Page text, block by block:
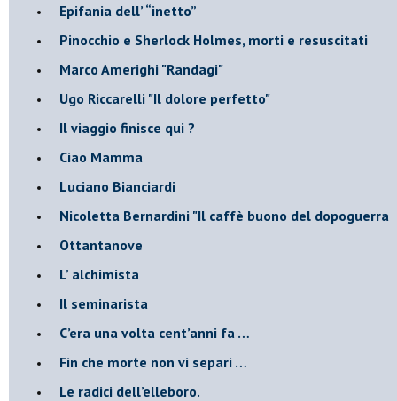
​Epifania dell’ “inetto”
Pinocchio e Sherlock Holmes, morti e resuscitati
​Marco Amerighi "Randagi"
Ugo Riccarelli "Il dolore perfetto"
​Il viaggio finisce qui ?
​Ciao Mamma
​Luciano Bianciardi
​Nicoletta Bernardini "Il caffè buono del dopoguerra
​Ottantanove
​L’ alchimista
Il seminarista
​C’era una volta cent’anni fa …
​Fin che morte non vi separi …
​Le radici dell’elleboro.